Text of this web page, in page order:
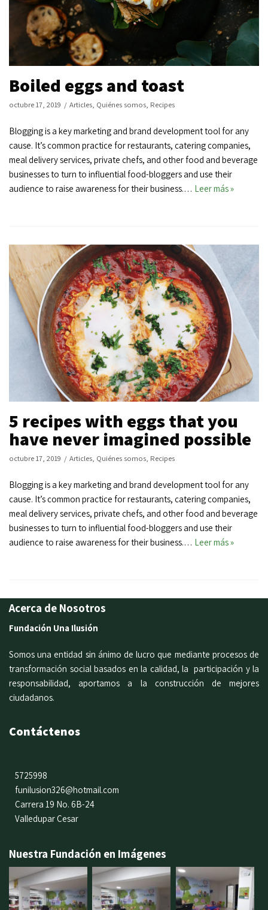
Boiled eggs and toast
octubre 17, 2019 Articles, Quiénes somos, Recipes
Blogging is a key marketing and brand development tool for any
cause. It’s common practice for restaurants, catering companies,
meal delivery services, private chefs, and other food and beverage
businesses to turn to influential food-bloggers and use their
audience to raise awareness for their business.… Leer más »
5 recipes with eggs that you
have never imagined possible
octubre 17, 2019 Articles, Quiénes somos, Recipes
Blogging is a key marketing and brand development tool for any
cause. It’s common practice for restaurants, catering companies,
meal delivery services, private chefs, and other food and beverage
businesses to turn to influential food-bloggers and use their
audience to raise awareness for their business.… Leer más »
Acerca de Nosotros
Fundación Una Ilusión
Somos una entidad sin ánimo de lucro que mediante procesos de
transformación social basados en la calidad, la participación y la
responsabilidad, aportamos a la construcción de mejores
ciudadanos.
Contáctenos
5725998
funilusion326@hotmail.com
Carrera 19 No. 6B-24
Valledupar Cesar
Nuestra Fundación en Imágenes